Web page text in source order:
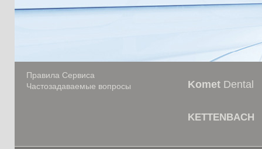
Правила Сервиса
Частозадаваемые вопросы
Komet Dental
KETTENBACH